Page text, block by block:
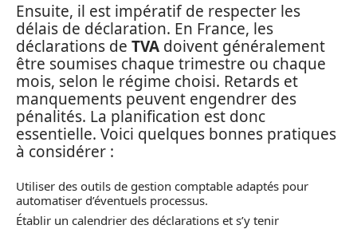
Ensuite, il est impératif de respecter les
délais de déclaration. En France, les
déclarations de TVA doivent généralement
être soumises chaque trimestre ou chaque
mois, selon le régime choisi. Retards et
manquements peuvent engendrer des
pénalités. La planification est donc
essentielle. Voici quelques bonnes pratiques
à considérer :
Utiliser des outils de gestion comptable adaptés pour
automatiser d’éventuels processus.
Établir un calendrier des déclarations et s’y tenir